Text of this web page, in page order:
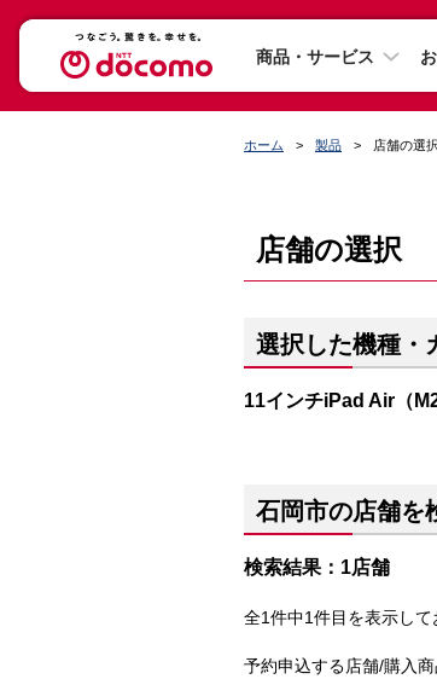
商品・サービス
ホーム 製品 店舗の選択
店舗の選択
選択した機種・
11インチiPad Air（
石岡市の店舗を
検索結果：1店舗
全1件中1件目を表示し
予約申込する店舗/購入